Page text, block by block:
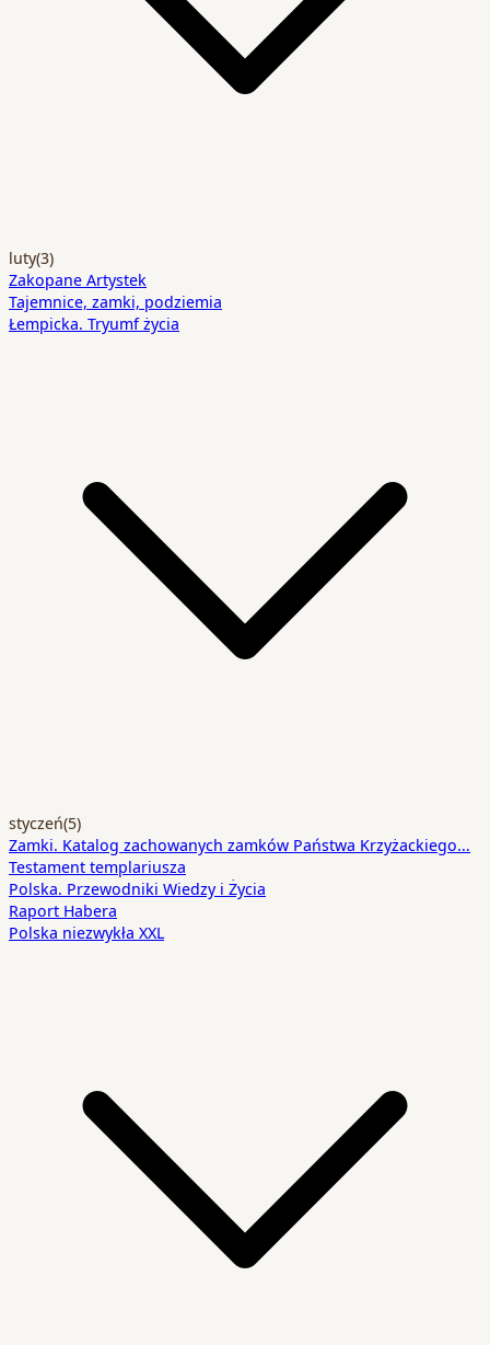
luty(3)
Zakopane Artystek
Tajemnice, zamki, podziemia
Łempicka. Tryumf życia
styczeń(5)
Zamki. Katalog zachowanych zamków Państwa Krzyżackiego…
Testament templariusza
Polska. Przewodniki Wiedzy i Życia
Raport Habera
Polska niezwykła XXL